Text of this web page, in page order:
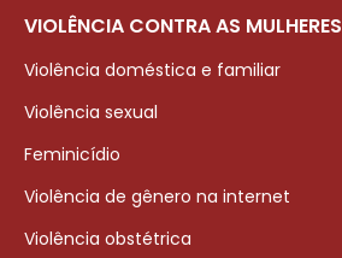
VIOLÊNCIA CONTRA AS MULHERES
Violência doméstica e familiar
Violência sexual
Feminicídio
Violência de gênero na internet
Violência obstétrica